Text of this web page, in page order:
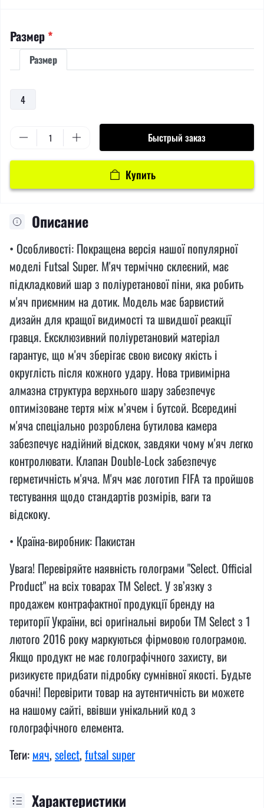
Размер *
Размер
4
Быстрый заказ
Купить
Описание
• Особливості: Покращена версія нашої популярної
моделі Futsal Super. М'яч термічно склеєний, має
підкладковий шар з поліуретанової піни, яка робить
м'яч приємним на дотик. Модель має барвистий
дизайн для кращої видимості та швидшої реакції
гравця. Ексклюзивний поліуретановий матеріал
гарантує, що м'яч зберігає свою високу якість і
округлість після кожного удару. Нова тривимірна
алмазна структура верхнього шару забезпечує
оптимізоване тертя між м’ячем і бутсой. Всередині
м'яча спеціально розроблена бутилова камера
забезпечує надійний відскок, завдяки чому м'яч легко
контролювати. Клапан Double-Lock забезпечує
герметичність м'яча. М'яч має логотип FIFA та пройшов
тестування щодо стандартів розмірів, ваги та
відскоку.
• Країна-виробник: Пакистан
Увага! Перевіряйте наявність голограми "Select. Official
Product" на всіх товарах TM Select. У зв’язку з
продажем контрафактної продукції бренду на
території України, всі оригінальні вироби TM Select з 1
лютого 2016 року маркуються фірмовою голограмою.
Якщо продукт не має голографічного захисту, ви
ризикуєте придбати підробку сумнівної якості. Будьте
обачні! Перевірити товар на аутентичність ви можете
на нашому сайті, ввівши унікальний код з
голографічного елемента.
Теги: мяч, select, futsal super
Характеристики